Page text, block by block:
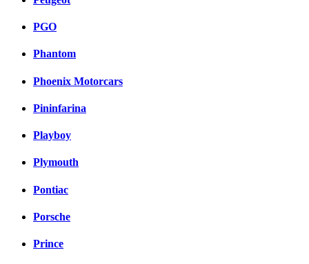
PGO
Phantom
Phoenix Motorcars
Pininfarina
Playboy
Plymouth
Pontiac
Porsche
Prince